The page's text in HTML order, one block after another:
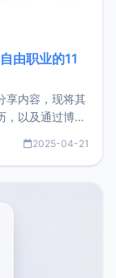
由职业的11
享内容，现将其
，以及通过博客
。自我介绍大
2025-04-21